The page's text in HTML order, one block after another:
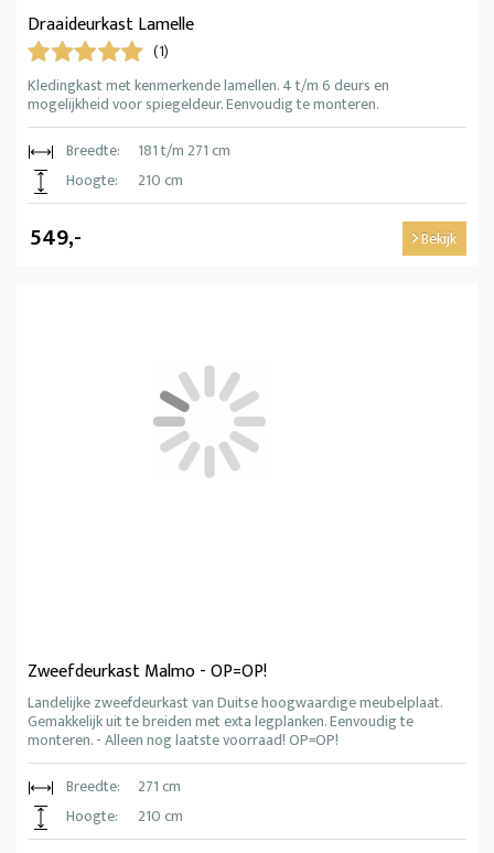
Draaideurkast Lamelle
(1)
Kledingkast met kenmerkende lamellen. 4 t/m 6 deurs en
mogelijkheid voor spiegeldeur. Eenvoudig te monteren.
Breedte:
181 t/m 271 cm
Hoogte:
210 cm
549,- Bekijk
Zweefdeurkast Malmo - OP=OP!
Landelijke zweefdeurkast van Duitse hoogwaardige meubelplaat.
Gemakkelijk uit te breiden met exta legplanken. Eenvoudig te
monteren. - Alleen nog laatste voorraad! OP=OP!
Breedte:
271 cm
Hoogte:
210 cm